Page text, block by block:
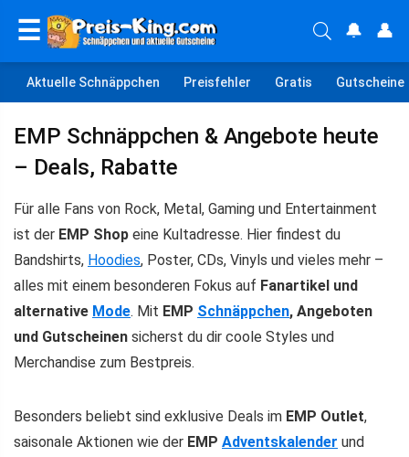
☰ 🔔 👤
Aktuelle Schnäppchen Preisfehler Gratis Gutscheine
EMP Schnäppchen & Angebote heute
– Deals, Rabatte
Für alle Fans von Rock, Metal, Gaming und Entertainment
ist der EMP Shop eine Kultadresse. Hier findest du
Bandshirts, Hoodies, Poster, CDs, Vinyls und vieles mehr –
alles mit einem besonderen Fokus auf Fanartikel und
alternative Mode. Mit EMP Schnäppchen, Angeboten
und Gutscheinen sicherst du dir coole Styles und
Merchandise zum Bestpreis.
Besonders beliebt sind exklusive Deals im EMP Outlet,
saisonale Aktionen wie der EMP Adventskalender und